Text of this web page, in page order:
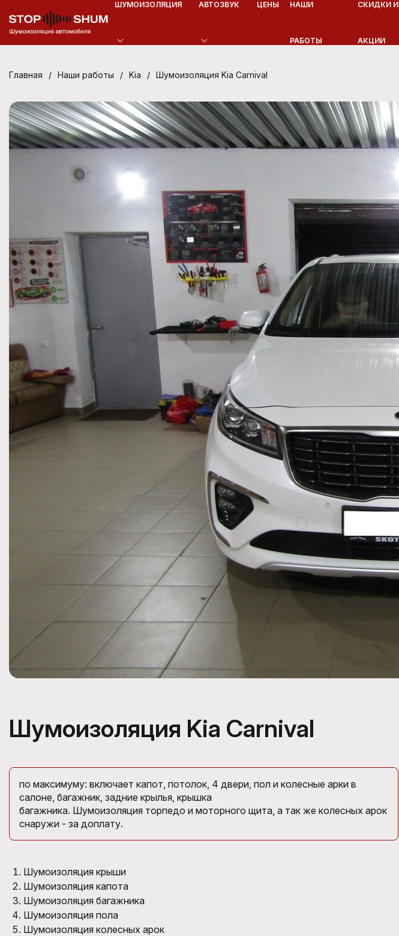
ШУМОИЗОЛЯЦИЯ АВТОЗВУК ЦЕНЫ НАШИ
РАБОТЫ
СКИДКИ И
АКЦИИ
Главная / Наши работы / Kia / Шумоизоляция Kia Carnival
Шумоизоляция Kia Carnival
по максимуму: включает капот, потолок, 4 двери, пол и колесные арки в
салоне, багажник, задние крылья, крышка
багажника. Шумоизоляция торпедо и моторного щита, а так же колесных арок
снаружи - за доплату.
Шумоизоляция крыши
Шумоизоляция капота
Шумоизоляция багажника
Шумоизоляция пола
Шумоизоляция колесных арок